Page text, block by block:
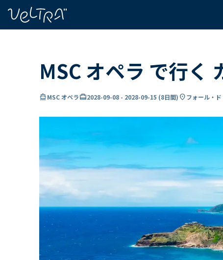
MSC オペラ で行く
directions_boatMSC オペラcard_travel2028-09-08 - 2028-09-15 (8日間) location_onフォール・